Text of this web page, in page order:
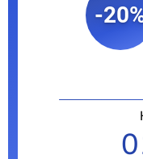
-